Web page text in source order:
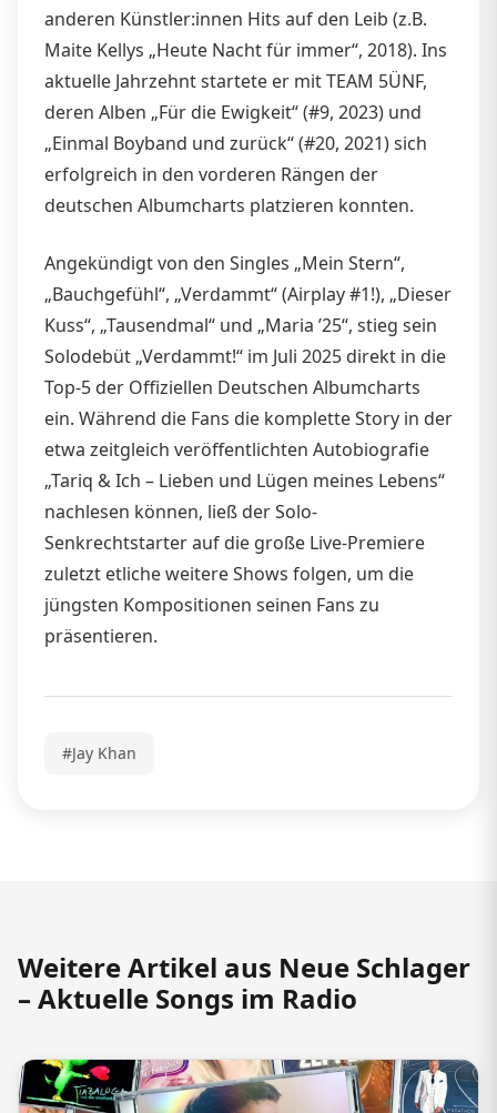
anderen Künstler:innen Hits auf den Leib (z.B.
Maite Kellys „Heute Nacht für immer“, 2018). Ins
aktuelle Jahrzehnt startete er mit TEAM 5ÜNF,
deren Alben „Für die Ewigkeit“ (#9, 2023) und
„Einmal Boyband und zurück“ (#20, 2021) sich
erfolgreich in den vorderen Rängen der
deutschen Albumcharts platzieren konnten.
Angekündigt von den Singles „Mein Stern“,
„Bauchgefühl“, „Verdammt“ (Airplay #1!), „Dieser
Kuss“, „Tausendmal“ und „Maria ’25“, stieg sein
Solodebüt „Verdammt!“ im Juli 2025 direkt in die
Top-5 der Offiziellen Deutschen Albumcharts
ein. Während die Fans die komplette Story in der
etwa zeitgleich veröffentlichten Autobiografie
„Tariq & Ich – Lieben und Lügen meines Lebens“
nachlesen können, ließ der Solo-
Senkrechtstarter auf die große Live-Premiere
zuletzt etliche weitere Shows folgen, um die
jüngsten Kompositionen seinen Fans zu
präsentieren.
#Jay Khan
Weitere Artikel aus Neue Schlager
– Aktuelle Songs im Radio